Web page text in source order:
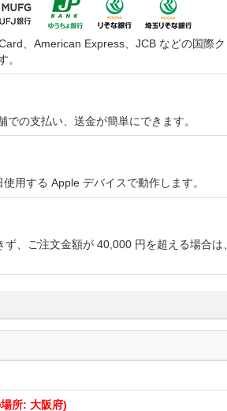
、American Express、JCB などの国際
。
の支払い、送金が簡単にできます。
用する Apple デバイスで動作します。
ず、ご注文金額が 40,000 円を超える場合
所: 大阪府)